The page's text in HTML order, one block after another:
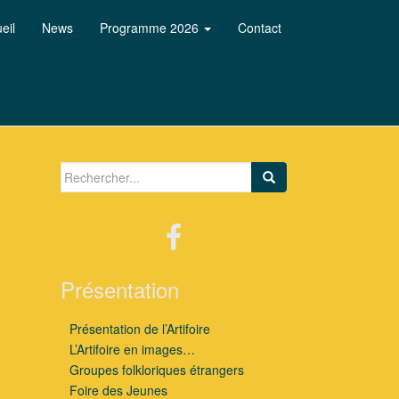
News Programme 2026 Contact
Search for:
Présentation
Présentation de l’Artifoire
L’Artifoire en images…
Groupes folkloriques étrangers
Foire des Jeunes